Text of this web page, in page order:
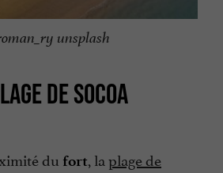
unsplash
DE SOCOA
du fort, laplage de